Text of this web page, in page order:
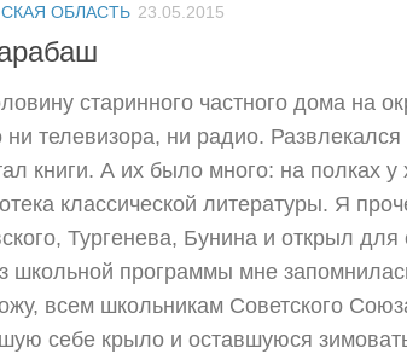
ОБЛАСТЬ 23.05.2015
старинного частного дома на
телевизора, ни радио. Развлекался
книги. А их было много: на полках у
классической литературы. Я
Тургенева, Бунина и открыл для
программы мне
всем школьникам Советского
себе крыло и оставшуюся